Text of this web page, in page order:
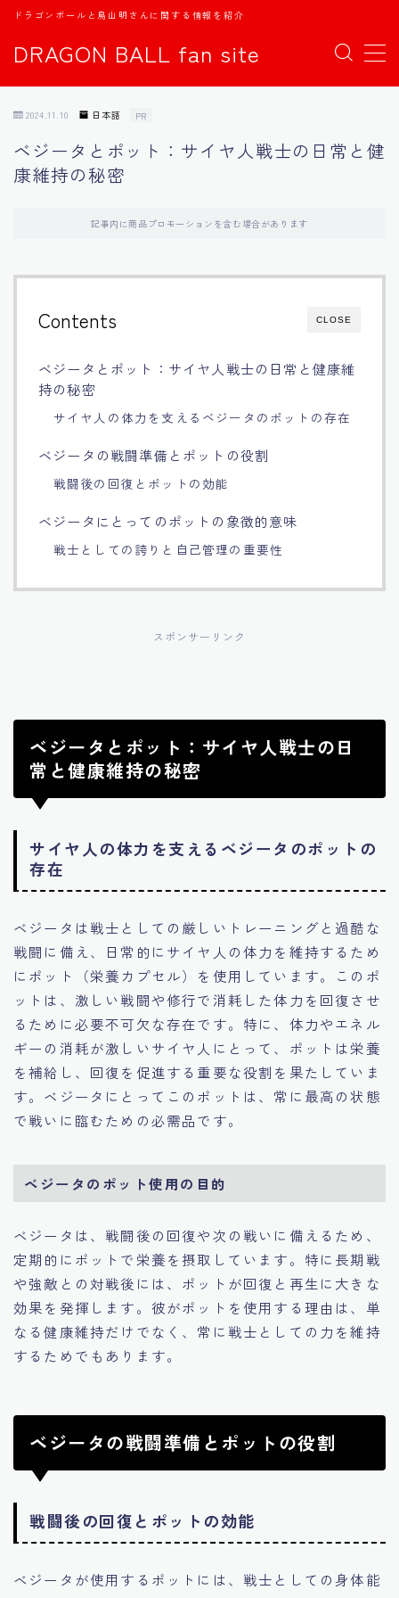
DRAGON BALL fan site
ドラゴンボールと鳥山明さんに関する情報を紹介
MENU
日本語
中文
Español
اللغة العربية
Français
Bahasa Indonesia
Português
2024.11.10 日本語 PR
ベジータとポット：サイヤ人戦士の日常と健
康維持の秘密
記事内に商品プロモーションを含む場合があります
CLOSE
Contents
ベジータとポット：サイヤ人戦士の日常と健康維
持の秘密
サイヤ人の体力を支えるベジータのポットの存在
ベジータの戦闘準備とポットの役割
戦闘後の回復とポットの効能
ベジータにとってのポットの象徴的意味
戦士としての誇りと自己管理の重要性
スポンサーリンク
ベジータとポット：サイヤ人戦士の日
常と健康維持の秘密
サイヤ人の体力を支えるベジータのポットの
存在
ベジータは戦士としての厳しいトレーニングと過酷な
戦闘に備え、日常的にサイヤ人の体力を維持するため
にポット（栄養カプセル）を使用しています。このポ
ットは、激しい戦闘や修行で消耗した体力を回復させ
るために必要不可欠な存在です。特に、体力やエネル
ギーの消耗が激しいサイヤ人にとって、ポットは栄養
を補給し、回復を促進する重要な役割を果たしていま
す。ベジータにとってこのポットは、常に最高の状態
で戦いに臨むための必需品です。
ベジータのポット使用の目的
ベジータは、戦闘後の回復や次の戦いに備えるため、
定期的にポットで栄養を摂取しています。特に長期戦
や強敵との対戦後には、ポットが回復と再生に大きな
効果を発揮します。彼がポットを使用する理由は、単
なる健康維持だけでなく、常に戦士としての力を維持
するためでもあります。
ベジータの戦闘準備とポットの役割
戦闘後の回復とポットの効能
ベジータが使用するポットには、戦士としての身体能